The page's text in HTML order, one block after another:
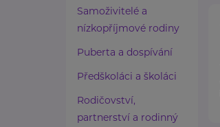
Samoživitelé a
nízkopříjmové rodiny
Puberta a dospívání
Předškoláci a školáci
Rodičovství,
partnerství a rodinný